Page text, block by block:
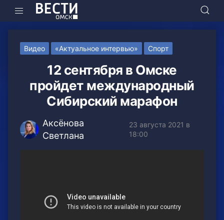
Видео «Актуальное интервью» Спорт
12 сентября в Омске
пройдет международный
Сибирский марафон
Аксёнова
Светлана
23 августа 2021 в
18:00